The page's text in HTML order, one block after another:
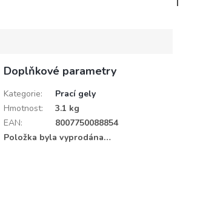
Doplňkové parametry
Kategorie:
Prací gely
Hmotnost:
3.1 kg
EAN:
8007750088854
Položka byla vyprodána…